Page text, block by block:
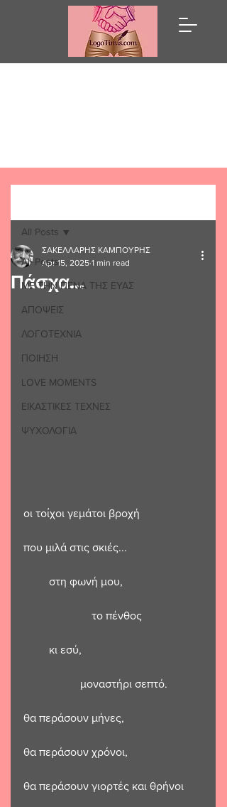
All Posts
ΜΕ ΤΗΝ ΠΕΝΑ ΤΗΣ ΕΥΑΣ
ΑΠΟΨΕΙΣ
ΛΟΓΟΤΕΧΝΙΑ
ΠΟΙΗΣΗ
LOVE MOMENTS
ΕΙΚΑΣΤΙΚΕΣ ΤΕΧΝΕΣ
ΨΥΧΟΛΟΓΙΑ
All Posts
Πάσχα...
ΣΑΚΕΛΛΑΡΗΣ ΚΑΜΠΟΥΡΗΣ
Apr 15, 2025 1 min read
οι τοίχοι γεμάτοι βροχή
που μιλά στις σκιές...
         στη φωνή μου,
                        το πένθος
         κι εσύ,
                    μοναστήρι σεπτό.
θα περάσουν μήνες,
θα περάσουν χρόνοι,
θα περάσουν γιορτές και θρήνοι